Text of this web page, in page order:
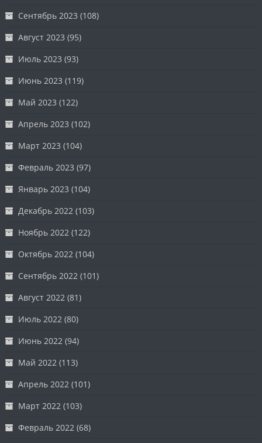
Сентябрь 2023 (108)
Август 2023 (95)
Июль 2023 (93)
Июнь 2023 (119)
Май 2023 (122)
Апрель 2023 (102)
Март 2023 (104)
Февраль 2023 (97)
Январь 2023 (104)
Декабрь 2022 (103)
Ноябрь 2022 (122)
Октябрь 2022 (104)
Сентябрь 2022 (101)
Август 2022 (81)
Июль 2022 (80)
Июнь 2022 (94)
Май 2022 (113)
Апрель 2022 (101)
Март 2022 (103)
Февраль 2022 (68)